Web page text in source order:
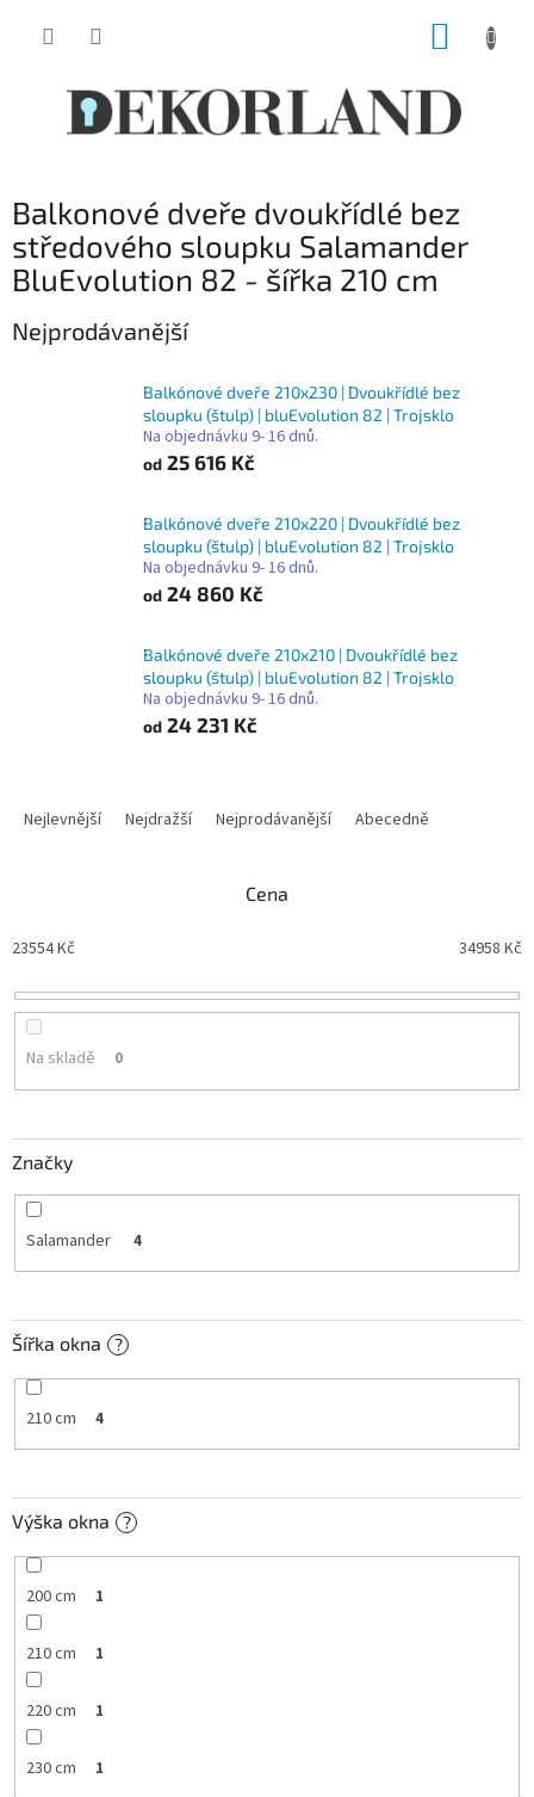
Balkonové dveře dvoukřídlé bez
středového sloupku Salamander
BluEvolution 82 - šířka 210 cm
Nejprodávanější
Balkónové dveře 210x230 | Dvoukřídlé bez
sloupku (štulp) | bluEvolution 82 | Trojsklo
Na objednávku 9- 16 dnů.
od 25 616 Kč
Balkónové dveře 210x220 | Dvoukřídlé bez
sloupku (štulp) | bluEvolution 82 | Trojsklo
Na objednávku 9- 16 dnů.
od 24 860 Kč
Balkónové dveře 210x210 | Dvoukřídlé bez
sloupku (štulp) | bluEvolution 82 | Trojsklo
Na objednávku 9- 16 dnů.
od 24 231 Kč
p
o
ů
Nejlevnější Nejdražší Nejprodávanější Abecedně
Cena
23554Kč 34958 Kč
Na skladě 0
Značky
Salamander 4
Šířka okna ?
210 cm 4
Výška okna ?
200 cm 1
210 cm 1
220 cm 1
230 cm 1